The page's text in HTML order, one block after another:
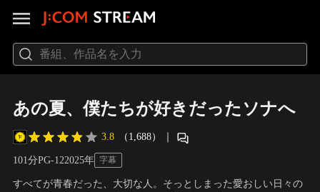
あの夏、僕たちが好きだったソナへ
3.8 （1,688） ｜
101分PG-122025年 字幕
すべてが青春だった、大切な人。そっとしまった愛おしい日々の